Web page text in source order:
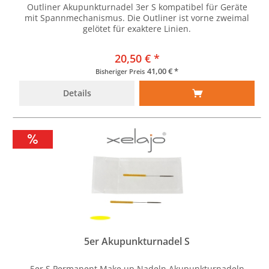
Outliner Akupunkturnadel 3er S kompatibel für Geräte
mit Spannmechanismus. Die Outliner ist vorne zweimal
gelötet für exaktere Linien.
20,50 € *
Bisheriger Preis 41,00 € *
Details
5er Akupunkturnadel S